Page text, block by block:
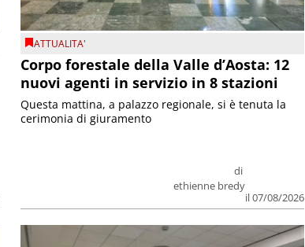
ATTUALITA'
Corpo forestale della Valle d’Aosta: 12
nuovi agenti in servizio in 8 stazioni
di
ethienne bredy
il 07/08/2026
Questa mattina, a palazzo regionale, si è tenuta la
cerimonia di giuramento